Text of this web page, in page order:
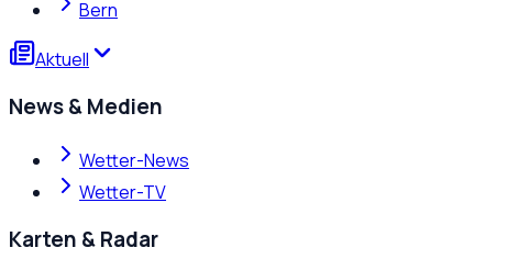
Bern
Aktuell
News & Medien
Wetter-News
Wetter-TV
Karten & Radar